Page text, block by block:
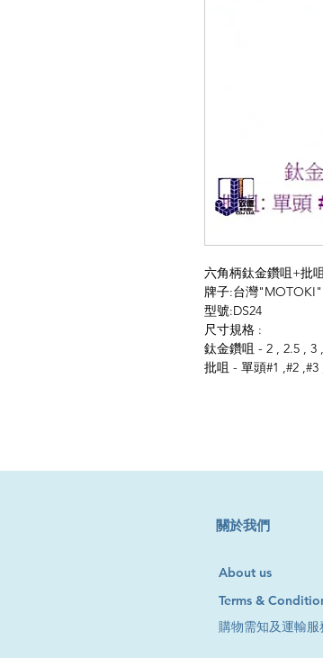
六角柄鈦金鑽咀+批
牌子:台灣"MOTOKI"
型號:DS24
尺寸規格 :
鈦金鑽咀 - 2 , 2.5 , 3
批咀 - 單頭#1 ,#2
​關於我們
About us
Terms &
購物需知及運輸服